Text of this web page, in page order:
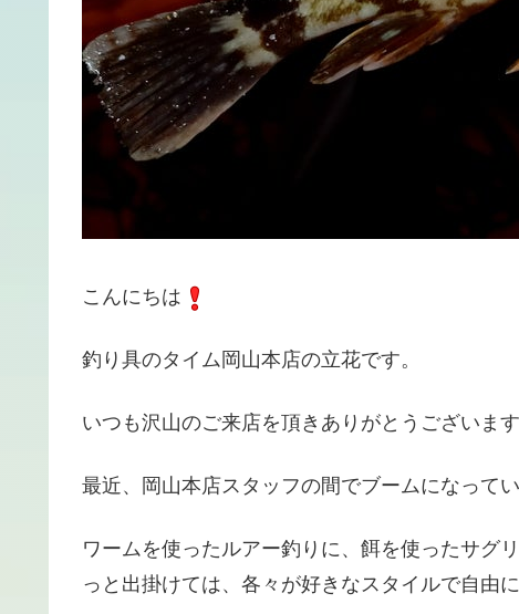
こんにちは
釣り具のタイム岡山本店の立花です。
いつも沢山のご来店を頂きありがとうございます
最近、岡山本店スタッフの間でブームになって
ワームを使ったルアー釣りに、餌を使ったサグ
っと出掛けては、各々が好きなスタイルで自由